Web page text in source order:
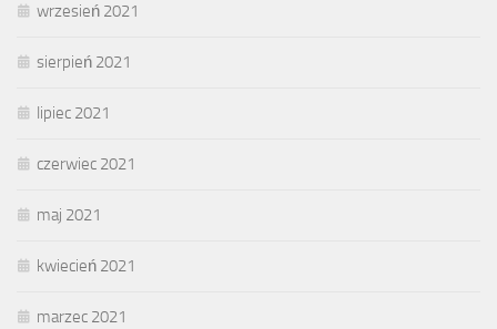
wrzesień 2021
sierpień 2021
lipiec 2021
czerwiec 2021
maj 2021
kwiecień 2021
marzec 2021